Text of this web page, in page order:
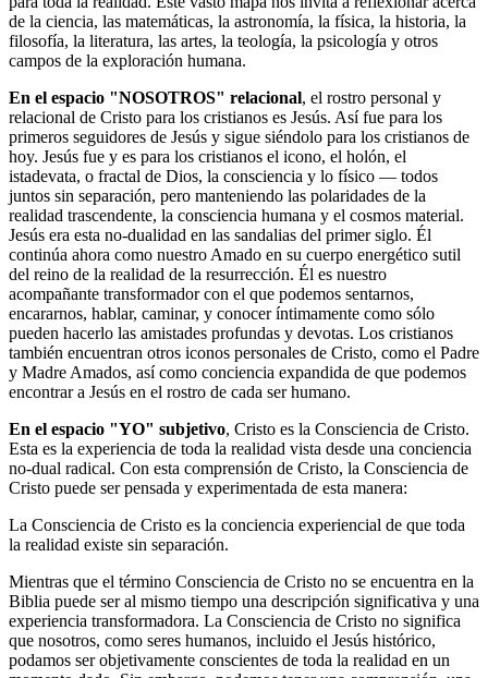
de la ciencia, las matemáticas, la astronomía, la física, la historia, la
filosofía, la literatura, las artes, la teología, la psicología y otros
campos de la exploración humana.
En el espacio "NOSOTROS" relacional, el rostro personal y
relacional de Cristo para los cristianos es Jesús. Así fue para los
primeros seguidores de Jesús y sigue siéndolo para los cristianos de
hoy. Jesús fue y es para los cristianos el icono, el holón, el
istadevata, o fractal de Dios, la consciencia y lo físico ― todos
juntos sin separación, pero manteniendo las polaridades de la
realidad trascendente, la consciencia humana y el cosmos material.
Jesús era esta no-dualidad en las sandalias del primer siglo. Él
continúa ahora como nuestro Amado en su cuerpo energético sutil
del reino de la realidad de la resurrección. Él es nuestro
acompañante transformador con el que podemos sentarnos,
encararnos, hablar, caminar, y conocer íntimamente como sólo
pueden hacerlo las amistades profundas y devotas. Los cristianos
también encuentran otros iconos personales de Cristo, como el Padre
y Madre Amados, así como conciencia expandida de que podemos
encontrar a Jesús en el rostro de cada ser humano.
En el espacio "YO" subjetivo, Cristo es la Consciencia de Cristo.
Esta es la experiencia de toda la realidad vista desde una conciencia
no-dual radical. Con esta comprensión de Cristo, la Consciencia de
Cristo puede ser pensada y experimentada de esta manera:
La Consciencia de Cristo es la conciencia experiencial de que toda
la realidad existe sin separación.
Mientras que el término Consciencia de Cristo no se encuentra en la
Biblia puede ser al mismo tiempo una descripción significativa y una
experiencia transformadora. La Consciencia de Cristo no significa
que nosotros, como seres humanos, incluido el Jesús histórico,
podamos ser objetivamente conscientes de toda la realidad en un